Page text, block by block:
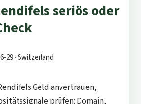
seriös oder
29 · Switzerland
Geld anvertrauen,
prüfen: Domain,